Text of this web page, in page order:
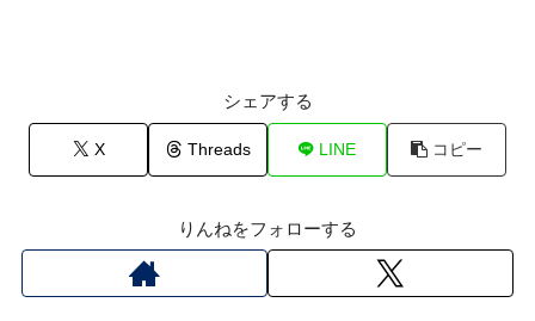
シェアする
X Threads LINE コピー
りんねをフォローする